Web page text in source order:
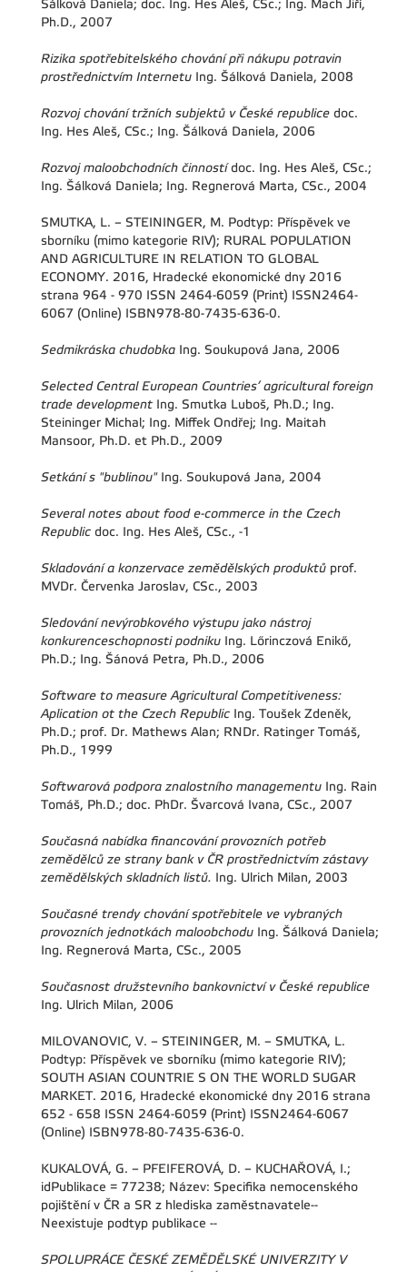
Šálková Daniela; doc. Ing. Hes Aleš, CSc.; Ing. Mach Jiří,
Ph.D., 2007
Rizika spotřebitelského chování při nákupu potravin
prostřednictvím Internetu Ing. Šálková Daniela, 2008
Rozvoj chování tržních subjektů v České republice doc.
Ing. Hes Aleš, CSc.; Ing. Šálková Daniela, 2006
Rozvoj maloobchodních činnostídoc. Ing. Hes Aleš, CSc.;
Ing. Šálková Daniela; Ing. Regnerová Marta, CSc., 2004
SMUTKA, L. – STEININGER, M. Podtyp: Příspěvek ve
sborníku (mimo kategorie RIV); RURAL POPULATION
AND AGRICULTURE IN RELATION TO GLOBAL
ECONOMY. 2016, Hradecké ekonomické dny 2016
strana 964 - 970 ISSN 2464-6059 (Print) ISSN2464-
6067 (Online) ISBN978-80-7435-636-0.
Sedmikráska chudobka Ing. Soukupová Jana, 2006
Selected Central European Countries’ agricultural foreign
trade development Ing. Smutka Luboš, Ph.D.; Ing.
Steininger Michal; Ing. Miffek Ondřej; Ing. Maitah
Mansoor, Ph.D. et Ph.D., 2009
Setkání s "bublinou"Ing. Soukupová Jana, 2004
Several notes about food e-commerce in the Czech
Republic doc. Ing. Hes Aleš, CSc., -1
Skladování a konzervace zemědělských produktů prof.
MVDr. Červenka Jaroslav, CSc., 2003
Sledování nevýrobkového výstupu jako nástroj
konkurenceschopnosti podniku Ing. Lőrinczová Enikő,
Ph.D.; Ing. Šánová Petra, Ph.D., 2006
Software to measure Agricultural Competitiveness:
Aplication ot the Czech Republic Ing. Toušek Zdeněk,
Ph.D.; prof. Dr. Mathews Alan; RNDr. Ratinger Tomáš,
Ph.D., 1999
Softwarová podpora znalostního managementu Ing. Rain
Tomáš, Ph.D.; doc. PhDr. Švarcová Ivana, CSc., 2007
Současná nabídka financování provozních potřeb
zemědělců ze strany bank v ČR prostřednictvím zástavy
zemědělských skladních listů. Ing. Ulrich Milan, 2003
Současné trendy chování spotřebitele ve vybraných
provozních jednotkách maloobchodu Ing. Šálková Daniela;
Ing. Regnerová Marta, CSc., 2005
Současnost družstevního bankovnictví v České republice
Ing. Ulrich Milan, 2006
MILOVANOVIC, V. – STEININGER, M. – SMUTKA, L.
Podtyp: Příspěvek ve sborníku (mimo kategorie RIV);
SOUTH ASIAN COUNTRIE S ON THE WORLD SUGAR
MARKET. 2016, Hradecké ekonomické dny 2016 strana
652 - 658 ISSN 2464-6059 (Print) ISSN2464-6067
(Online) ISBN978-80-7435-636-0.
KUKALOVÁ, G. – PFEIFEROVÁ, D. – KUCHAŘOVÁ, I.;
idPublikace = 77238; Název: Specifika nemocenského
pojištění v ČR a SR z hlediska zaměstnavatele--
Neexistuje podtyp publikace --
SPOLUPRÁCE ČESKÉ ZEMĚDĚLSKÉ UNIVERZITY V